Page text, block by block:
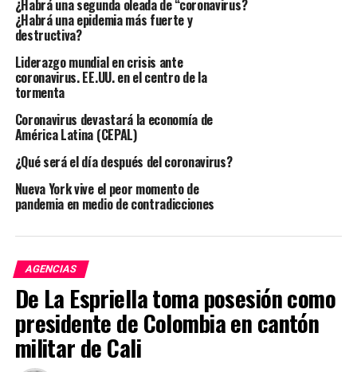
Salud y Servicios Humanos, Brett Giroir,
presentaron el plan en una sesión informativa
el lunes y dijeron que las partes se agrupan en
tres fases, de las cuales Estados Unidos ha
completado dos. “El plan establece los roles y
responsabilidades para mejorar nuestra
asociación entre el sector privado y el sector
público, reuniendo a los gobiernos estatales y
locales con el gobierno federal para garantizar
que podamos lograr y alcanzar nuestros
principios y objetivos básicos”, dijo Birx.
La primera fase del plan se ha centrado
principalmente en las pruebas, incluído el
desbloqueo de la capacidad de prueba
completa de cada estado, así como el aumento
del número de plataformas para la prueba, la
¿Habrá una segunda oleada de “coronavirus?
¿Habrá una epidemia más fuerte y
destructiva?
Liderazgo mundial en crisis ante
coronavirus. EE.UU. en el centro de la
tormenta
Coronavirus devastará la economía de
América Latina (CEPAL)
¿Qué será el día después del coronavirus?
Nueva York vive el peor momento de
pandemia en medio de contradicciones
AGENCIAS
De La Espriella toma posesión como
presidente de Colombia en cantón
militar de Cali